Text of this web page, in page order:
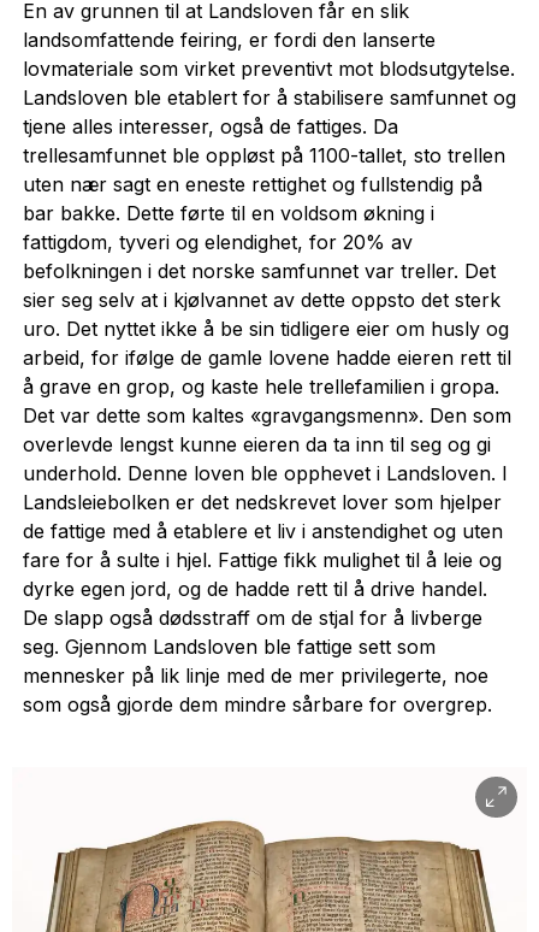
En av grunnen til at Landsloven får en slik
landsomfattende feiring, er fordi den lanserte
lovmateriale som virket preventivt mot blodsutgytelse.
Landsloven ble etablert for å stabilisere samfunnet og
tjene alles interesser, også de fattiges. Da
trellesamfunnet ble oppløst på 1100-tallet, sto trellen
uten nær sagt en eneste rettighet og fullstendig på
bar bakke. Dette førte til en voldsom økning i
fattigdom, tyveri og elendighet, for 20% av
befolkningen i det norske samfunnet var treller. Det
sier seg selv at i kjølvannet av dette oppsto det sterk
uro. Det nyttet ikke å be sin tidligere eier om husly og
arbeid, for ifølge de gamle lovene hadde eieren rett til
å grave en grop, og kaste hele trellefamilien i gropa.
Det var dette som kaltes «gravgangsmenn». Den som
overlevde lengst kunne eieren da ta inn til seg og gi
underhold. Denne loven ble opphevet i Landsloven. I
Landsleiebolken er det nedskrevet lover som hjelper
de fattige med å etablere et liv i anstendighet og uten
fare for å sulte i hjel. Fattige fikk mulighet til å leie og
dyrke egen jord, og de hadde rett til å drive handel.
De slapp også dødsstraff om de stjal for å livberge
seg. Gjennom Landsloven ble fattige sett som
mennesker på lik linje med de mer privilegerte, noe
som også gjorde dem mindre sårbare for overgrep.